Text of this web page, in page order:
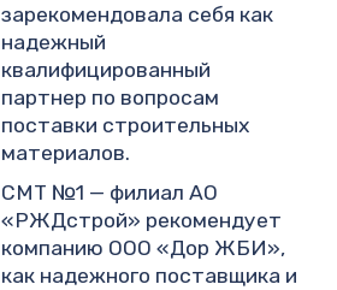
зарекомендовала себя как
надежный
квалифицированный
партнер по вопросам
поставки строительных
материалов.
СМТ №1 — филиал АО
«РЖДстрой» рекомендует
компанию ООО «Дор ЖБИ»,
как надежного поставщика и